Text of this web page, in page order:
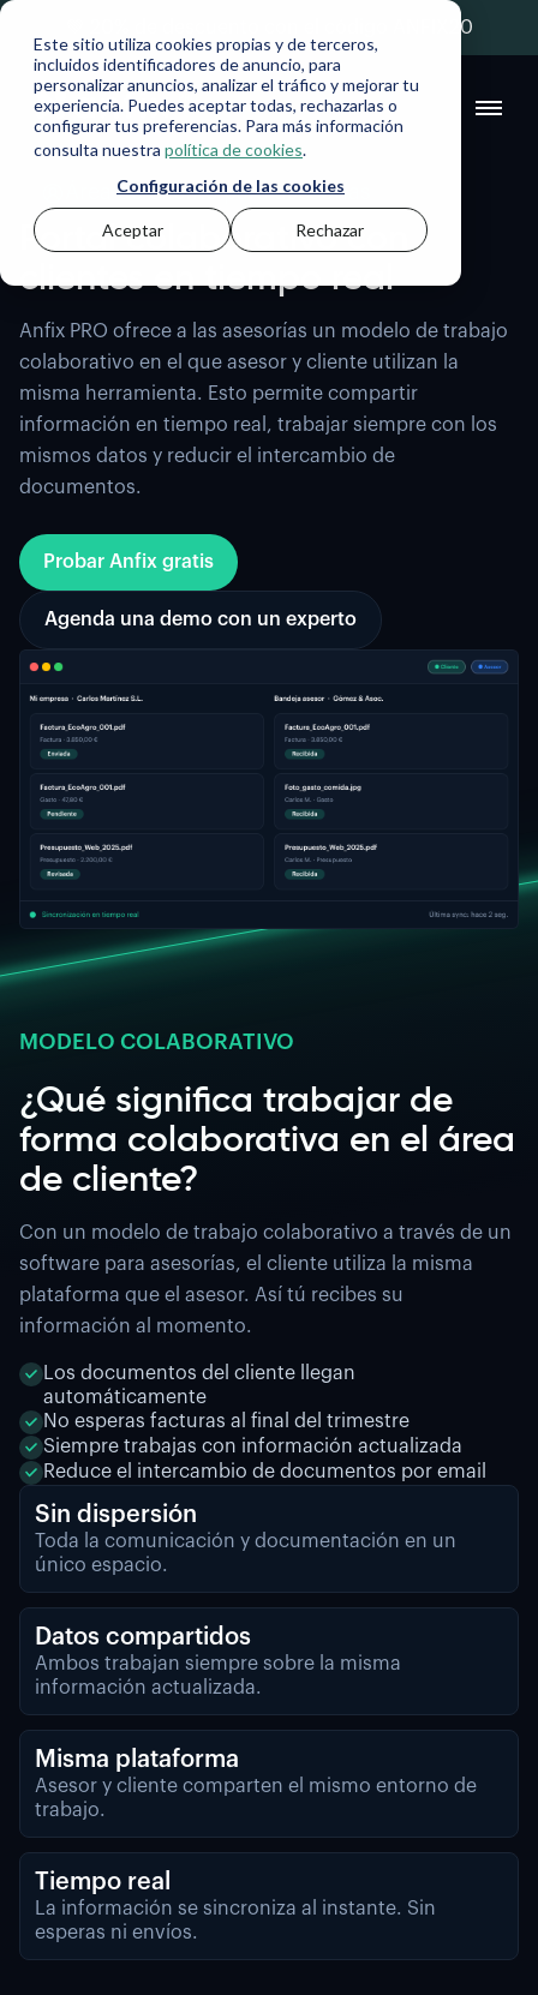
Este sitio utiliza cookies propias y de terceros,
incluidos identificadores de anuncio, para
personalizar anuncios, analizar el tráfico y mejorar tu
experiencia. Puedes aceptar todas, rechazarlas o
configurar tus preferencias. Para más información
consulta nuestra política de cookies.
Configuración de las cookies
Aceptar Rechazar
💚 20% de descuento con el código ANFIX20
Área de cliente para asesorías
Portal colaborativo con
clientes en tiempo real
Anfix PRO ofrece a las asesorías un modelo de trabajo
colaborativo en el que asesor y cliente utilizan la
misma herramienta. Esto permite compartir
información en tiempo real, trabajar siempre con los
mismos datos y reducir el intercambio de
documentos.
Probar Anfix gratis
Agenda una demo con un experto
MODELO COLABORATIVO
¿Qué significa trabajar de
forma colaborativa en el área
de cliente?
Con un modelo de trabajo colaborativo a través de un
software para asesorías, el cliente utiliza la misma
plataforma que el asesor. Así tú recibes su
información al momento.
Los documentos del cliente llegan
automáticamente
No esperas facturas al final del trimestre
Siempre trabajas con información actualizada
Reduce el intercambio de documentos por email
Sin dispersión
Toda la comunicación y documentación en un
único espacio.
Datos compartidos
Ambos trabajan siempre sobre la misma
información actualizada.
Misma plataforma
Asesor y cliente comparten el mismo entorno de
trabajo.
Tiempo real
La información se sincroniza al instante. Sin
esperas ni envíos.